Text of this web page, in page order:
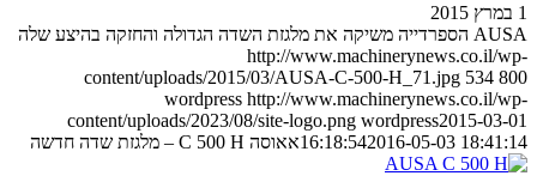
1 במרץ 2015
AUSA הספרדייה משיקה את מלגזת השדה הגדולה והחזקה בהיצע שלה
http://www.machinerynews.co.il/wp-
content/uploads/2015/03/AUSA-C-500-H_71.jpg 534 800
wordpress http://www.machinerynews.co.il/wp-
content/uploads/2023/08/site-logo.png wordpress2015-03-01
16:18:542016-05-03 18:41:14 אאוסה C 500 H – מלגזת שדה חדשה